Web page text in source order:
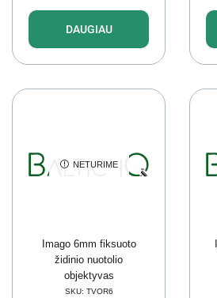
DAUGIAU
NETURIME
Imago 6mm fiksuoto
židinio nuotolio
objektyvas
SKU: TVOR6